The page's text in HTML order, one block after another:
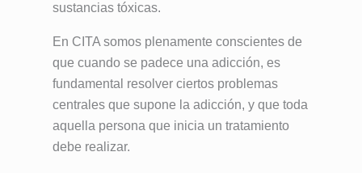
sustancias tóxicas.
En CITA somos plenamente conscientes de
que cuando se padece una adicción, es
fundamental resolver ciertos problemas
centrales que supone la adicción, y que toda
aquella persona que inicia un tratamiento
debe realizar.